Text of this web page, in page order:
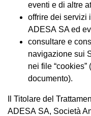
eventi e di altre
offrire dei servizi
ADESA SA ed
consultare e
navigazione sui
nei file
documento).
Il Titolare del
ADESA SA, Società